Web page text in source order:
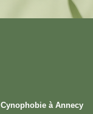
Cynophobie à Annecy